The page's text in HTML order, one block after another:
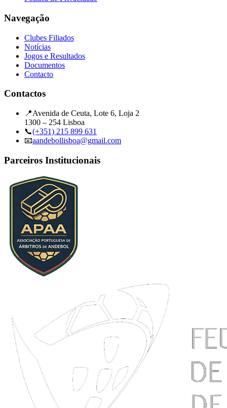
Navegação
Clubes Filiados
Notícias
Jogos e Resultados
Documentos
Contacto
Contactos
📍Avenida de Ceuta, Lote 6, Loja 2
1300 – 254 Lisboa
📞(+351) 215 899 631
📧aandebollisboa@gmail.com
Parceiros Institucionais